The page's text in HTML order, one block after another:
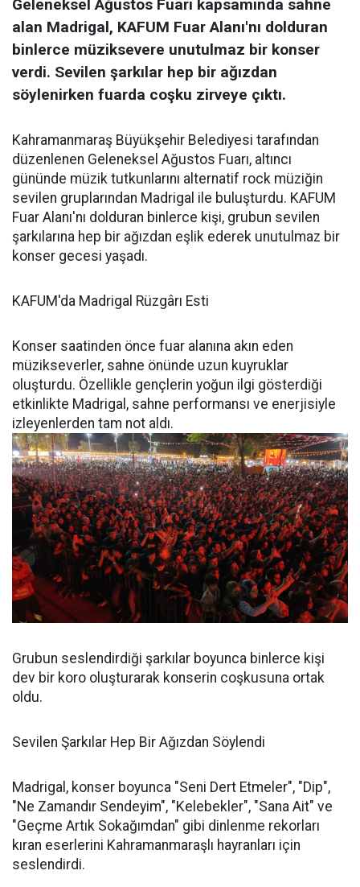
Geleneksel Ağustos Fuarı kapsamında sahne
alan Madrigal, KAFUM Fuar Alanı'nı dolduran
binlerce müziksevere unutulmaz bir konser
verdi. Sevilen şarkılar hep bir ağızdan
söylenirken fuarda coşku zirveye çıktı.
Kahramanmaraş Büyükşehir Belediyesi tarafından
düzenlenen Geleneksel Ağustos Fuarı, altıncı
gününde müzik tutkunlarını alternatif rock müziğin
sevilen gruplarından Madrigal ile buluşturdu. KAFUM
Fuar Alanı'nı dolduran binlerce kişi, grubun sevilen
şarkılarına hep bir ağızdan eşlik ederek unutulmaz bir
konser gecesi yaşadı.
KAFUM'da Madrigal Rüzgârı Esti
Konser saatinden önce fuar alanına akın eden
müzikseverler, sahne önünde uzun kuyruklar
oluşturdu. Özellikle gençlerin yoğun ilgi gösterdiği
etkinlikte Madrigal, sahne performansı ve enerjisiyle
izleyenlerden tam not aldı.
Grubun seslendirdiği şarkılar boyunca binlerce kişi
dev bir koro oluşturarak konserin coşkusuna ortak
oldu.
Sevilen Şarkılar Hep Bir Ağızdan Söylendi
Madrigal, konser boyunca "Seni Dert Etmeler", "Dip",
"Ne Zamandır Sendeyim", "Kelebekler", "Sana Ait" ve
"Geçme Artık Sokağımdan" gibi dinlenme rekorları
kıran eserlerini Kahramanmaraşlı hayranları için
seslendirdi.